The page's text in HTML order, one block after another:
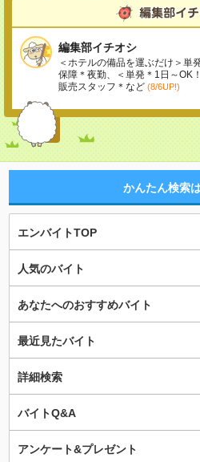
編集部イチオシ
＜ホテルの備品を運ぶだけ＞単
保障＊夜勤、＜単発＊1日～OK
販売スタッフ＊など (8/6UP!)
かんたん検索
エンバイトTOP
人気のバイト
あなたへのおすすめバイト
最近見たバイト
詳細検索
バイトQ&A
アンケート&プレゼント